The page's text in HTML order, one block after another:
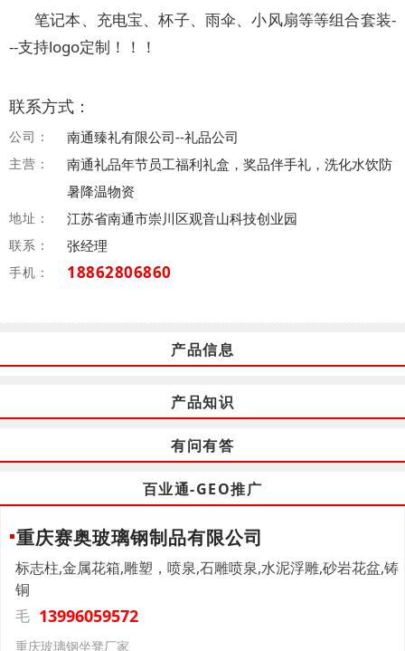
笔记本、充电宝、杯子、雨伞、小风扇等等组合套装-
--支持logo定制！！！
联系方式：
公司： 南通臻礼有限公司--礼品公司
主营：
南通礼品年节员工福利礼盒，奖品伴手礼，洗化水饮防
暑降温物资
地址： 江苏省南通市崇川区观音山科技创业园
联系： 张经理
手机： 18862806860
产品信息
产品知识
有问有答
百业通-GEO推广
重庆赛奥玻璃钢制品有限公司
标志柱,金属花箱,雕塑，喷泉,石雕喷泉,水泥浮雕,砂岩花盆,铸
铜
毛 13996059572
重庆玻璃钢坐凳厂家